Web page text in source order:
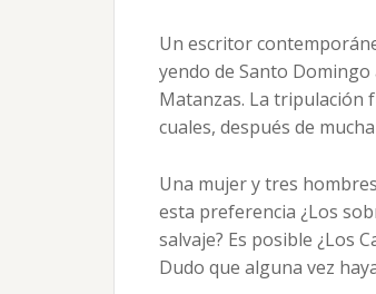
Un escritor
yendo de Santo
Matanzas. La tripulación
cuales, después de
Una mujer y tres
esta preferencia ¿Los
salvaje? Es posible ¿Los
Dudo que alguna vez